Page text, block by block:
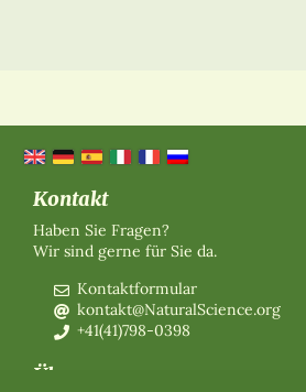
Kontakt
Haben Sie Fragen?
Wir sind gerne für Sie da.
Kontaktformular
kontakt@NaturalScience.org
+41(41)798-0398
Über uns